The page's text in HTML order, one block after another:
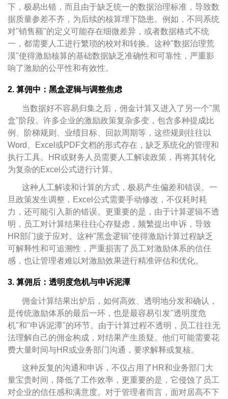
下，极易出错，而且由于缺乏统一的数据治理标准，导致数
据质量参差不齐，为后续的核算埋下隐患。例如，不同系统
对"销售额"的定义可能存在细微差异，或者数据格式不统
一，都需要人工进行繁琐的校对和转换。这种"数据治理荒
漠"使得激励核算的基础数据缺乏准确性和可靠性，严重影
响了激励的公平性和有效性。
2. 算佣中：黑盒逻辑与调整焦虑
当数据好不容易归集之后，佣金计算又进入了另一个"黑
盒"阶段。许多企业的激励政策复杂多变，包含多种提成比
例、阶梯规则、业绩目标、回款周期等，这些规则往往以
Word、Excel或PDF文档的形式存在，缺乏系统化的管理和
执行工具。HR或财务人员需要人工解读政策，再将其转化
为复杂的Excel公式进行计算。
这种人工解读和计算的方式，极易产生偏差和错误。一
旦政策发生调整，Excel公式需要手动修改，不仅耗时耗
力，还可能引入新的错误。更重要的是，由于计算逻辑不透
明，员工对计算结果往往心存疑虑，频繁提出申诉，导致
HR部门疲于应对。这种"黑盒逻辑"使得激励计算过程缺乏
可解释性和可追溯性，严重损害了员工对激励体系的信任
感，也让管理者难以对激励效果进行精准评估和优化。
3. 算佣后：透明度危机与申诉泥潭
佣金计算结果出炉后，如何高效、透明地分发和确认，
是传统激励体系的最后一环，也是最容易引发"透明度危
机"和"申诉泥潭"的环节。由于计算过程不透明，员工往往无
法理解自己的佣金构成，对结果产生质疑。他们可能需要花
费大量时间与HR或业务部门沟通，要求解释或复核。
这种反复的沟通和申诉，不仅占用了HR和业务部门大
量宝贵时间，降低了工作效率，更重要的是，它侵蚀了员工
对企业的信任感和满意度。对于管理者而言，面对居高不下